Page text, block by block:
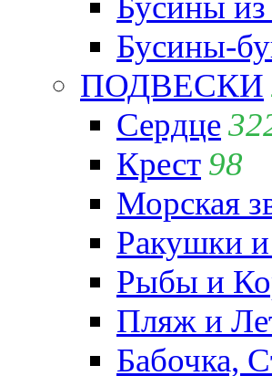
Бусины-
ПОДВЕСКИ
Сердце
Крест 98
Морская
Ракушки
Рыбы и
Пляж и
Бабочка,